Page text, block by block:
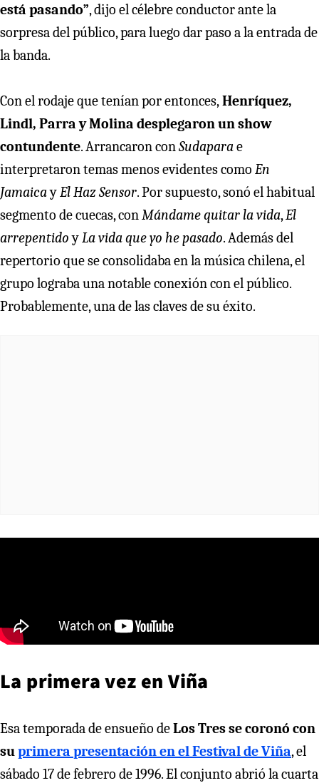
está pasando”, dijo el célebre conductor ante la
sorpresa del público, para luego dar paso a la entrada de
la banda.
Con el rodaje que tenían por entonces,Henríquez,
Lindl, Parra y Molina desplegaron un show
contundente. Arrancaron conSudaparae
interpretaron temas menos evidentes como En
JamaicayEl Haz Sensor. Por supuesto, sonó el habitual
segmento de cuecas, conMándame quitar la vida,El
arrepentidoyLa vida que yo he pasado. Además del
repertorio que se consolidaba en la música chilena, el
grupo lograba una notable conexión con el público.
Probablemente, una de las claves de su éxito.
La primera vez en Viña
Esa temporada de ensueño deLos Tres se coronó con
suprimera presentación en el Festival de Viña, el
sábado 17 de febrero de 1996. El conjunto abrió la cuarta